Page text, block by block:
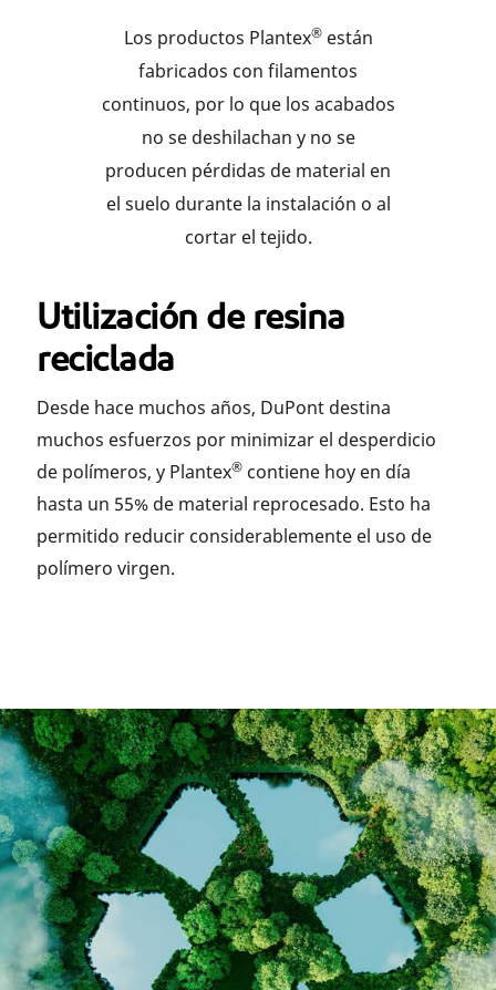
Los productos Plantex®están
fabricados con filamentos
continuos, por lo que los acabados
no se deshilachan y no se
producen pérdidas de material en
el suelo durante la instalación o al
cortar el tejido.
Utilización de resina
reciclada
Desde hace muchos años, DuPont destina
muchos esfuerzos por minimizar el desperdicio
de polímeros, y Plantex® contiene hoy en día
hasta un 55% de material reprocesado. Esto ha
permitido reducir considerablemente el uso de
polímero virgen.